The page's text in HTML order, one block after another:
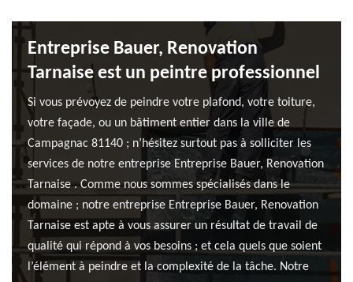
Entreprise Bauer, Renovation
Tarnaise est un peintre professionnel
Si vous prévoyez de peindre votre plafond, votre toiture,
votre façade, ou un bâtiment entier dans la ville de
Campagnac 81140 ; n’hésitez surtout pas à solliciter les
services de notre entreprise Entreprise Bauer, Renovation
Tarnaise . Comme nous sommes spécialisés dans le
domaine ; notre entreprise Entreprise Bauer, Renovation
Tarnaise est apte à vous assurer un résultat de travail de
qualité qui répond à vos besoins ; et cela quels que soient
l’élément à peindre et la complexité de la tâche. Notre